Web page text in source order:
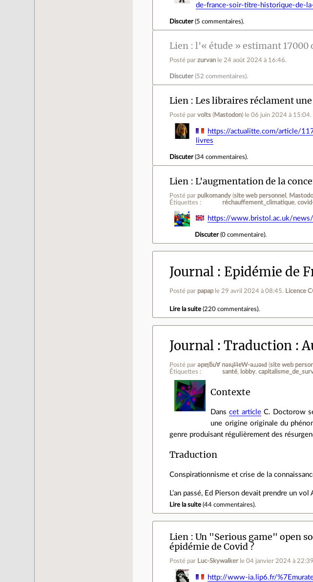
de-france-soir-titre-historique-de-
Discuter(5 commentaires).
Lien l'« étude » estimant 17000
Posté parzurvan le 24 août 2024 à 16:46.
Discuter (52 commentaires).
Lien Les libraires réclament
Posté parvolts ( Mastodon) le 06 juin 2024 à 15:04.
https://actualitte.com/article/
livres
Discuter(34 commentaires).
Lien L'augmentation de la
Posté par pulkomandy (site web personnel ,
Étiquettes :
réchauffement_climatique
https://www.bristol.ac.uk/
Discuter(0 commentaire).
Journal Epidémie de
Posté par papap le 29 avril 2024 à 08:45. Licence
Lire la suite (220 commentaires).
Journal Traduction :
Posté par ǝpɐןƃu∀ nǝıɥʇʇɐW-ǝɹɹǝıԀ (site web
Étiquettes :
santé lobby
Contexte
Danscet articleC. Doctorow
une origine originale du
genre produisant régulièrement des
Traduction
Conspirationnisme et crise de la
L’an passé, Ed Pierson devait prendre un
Lire la suite (44 commentaires).
Lien
Un "Serious game" open
épidémie de Covid ?
Posté par Luc-Skywalker le 04 janvier 2024 à 22:39
http://www-ia.lip6.fr/